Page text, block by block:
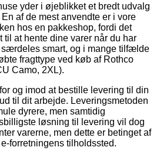
yder i øjeblikket et bredt udvalg
af de mest anvendte er i vore
hos en pakkeshop, fordi det
at hente dine varer når du har
særdeles smart, og i mange tilfælde
fragttype ved køb af Rothco
Camo, 2XL).
og imod at bestille levering til din
til dit arbejde. Leveringsmetoden
dyrere, men samtidig
løsning til levering vil dog
varerne, men dette er betinget af
forretningens tilholdssted.